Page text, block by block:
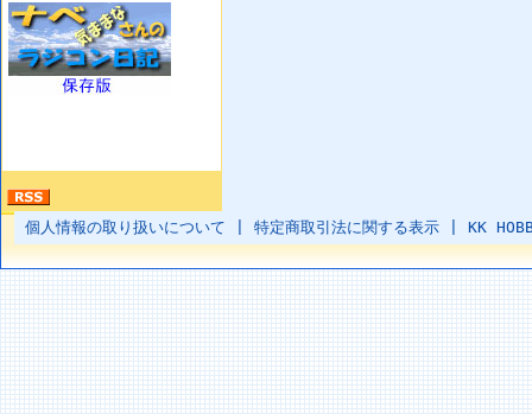
個人情報の取り扱いについて 特定商取引法に関する表示 KK